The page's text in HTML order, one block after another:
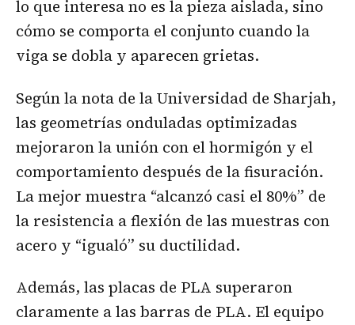
lo que interesa no es la pieza aislada, sino
cómo se comporta el conjunto cuando la
viga se dobla y aparecen grietas.
Según la nota de la Universidad de Sharjah,
las geometrías onduladas optimizadas
mejoraron la unión con el hormigón y el
comportamiento después de la fisuración.
La mejor muestra “alcanzó casi el 80%” de
la resistencia a flexión de las muestras con
acero y “igualó” su ductilidad.
Además, las placas de PLA superaron
claramente a las barras de PLA. El equipo